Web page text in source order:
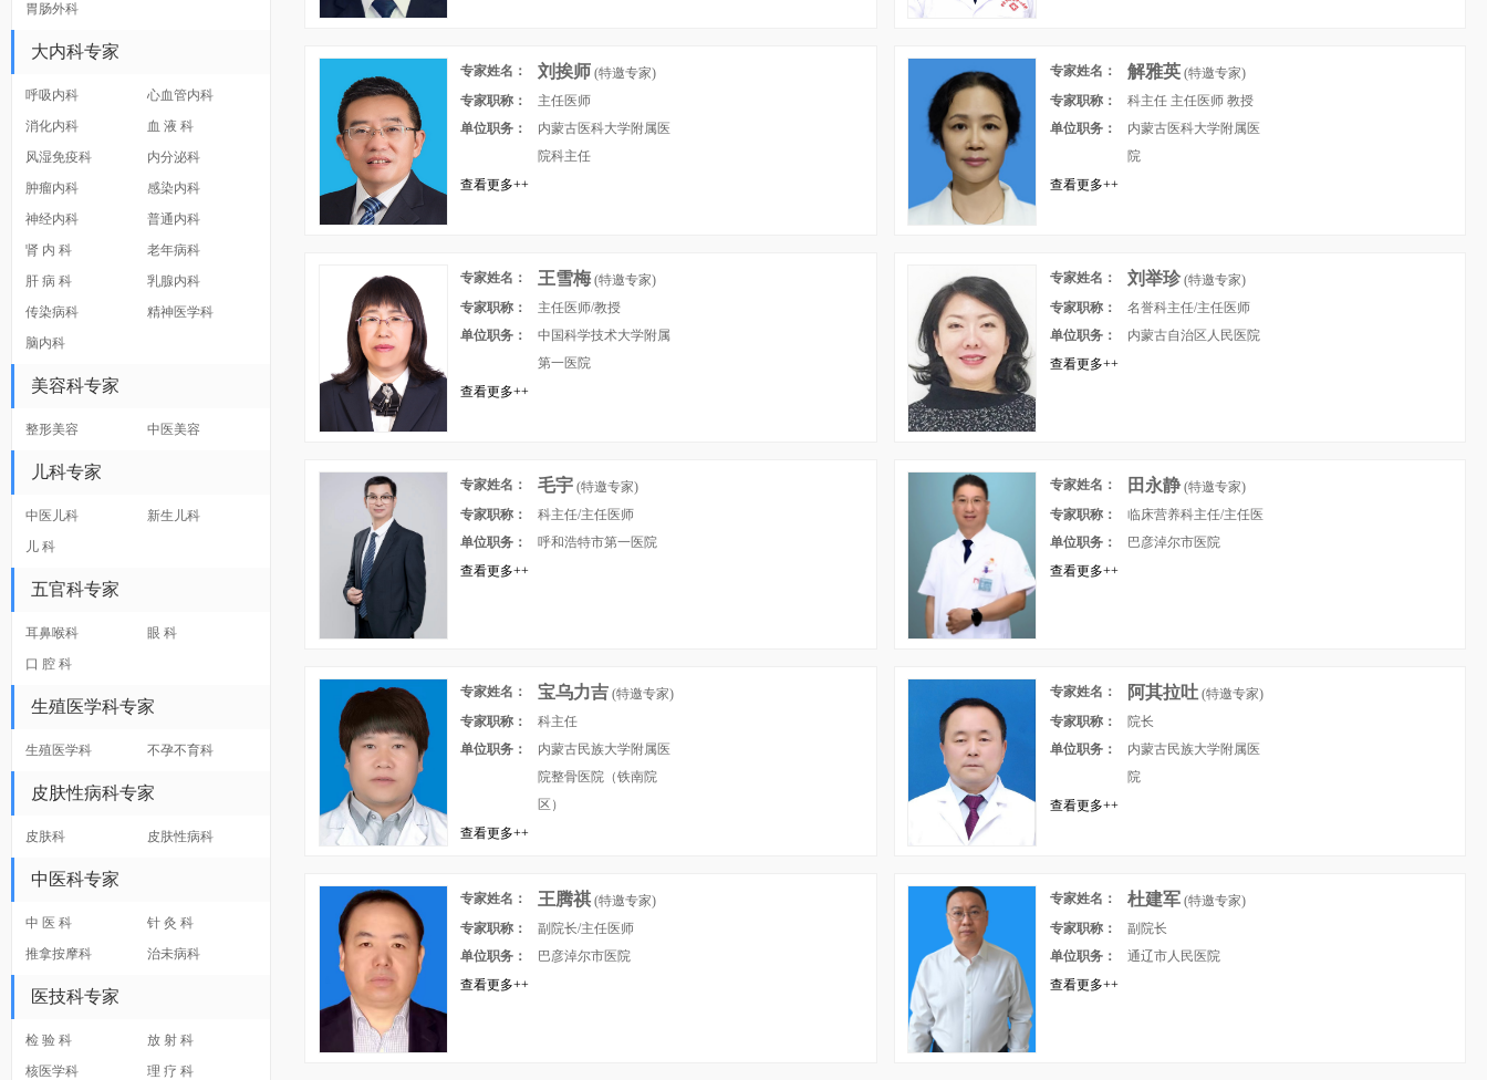
胃肠外科
大内科专家
呼吸内科
心血管内科
消化内科
血 液 科
风湿免疫科
内分泌科
肿瘤内科
感染内科
神经内科
普通内科
肾 内 科
老年病科
肝 病 科
乳腺内科
传染病科
精神医学科
脑内科
美容科专家
整形美容 中医美容
儿科专家
中医儿科
新生儿科
儿 科
五官科专家
耳鼻喉科
眼 科
口 腔 科
生殖医学科专家
生殖医学科 不孕不育科
皮肤性病科专家
皮肤科 皮肤性病科
中医科专家
中 医 科
针 灸 科
推拿按摩科
治未病科
医技科专家
检 验 科
放 射 科
核医学科
理 疗 科
专家姓名： 刘挨师 (特邀专家)
专家职称：
主任医师
单位职务：
内蒙古医科大学附属医
院科主任
查看更多++
专家姓名： 解雅英(特邀专家)
专家职称：
科主任 主任医师 教授
单位职务：
内蒙古医科大学附属医
院
查看更多++
专家姓名： 王雪梅 (特邀专家)
专家职称：
主任医师/教授
单位职务：
中国科学技术大学附属
第一医院
查看更多++
专家姓名： 刘举珍(特邀专家)
专家职称：
名誉科主任/主任医师
单位职务：
内蒙古自治区人民医院
查看更多++
专家姓名： 毛宇 (特邀专家)
专家职称：
科主任/主任医师
单位职务：
呼和浩特市第一医院
查看更多++
专家姓名： 田永静(特邀专家)
专家职称：
临床营养科主任/主任医
师
单位职务：
巴彦淖尔市医院
查看更多++
专家姓名： 宝乌力吉 (特邀专家)
专家职称：
科主任
单位职务：
内蒙古民族大学附属医
院整骨医院（铁南院
区）
查看更多++
专家姓名： 阿其拉吐(特邀专家)
专家职称：
院长
单位职务：
内蒙古民族大学附属医
院
查看更多++
专家姓名： 王腾祺 (特邀专家)
专家职称：
副院长/主任医师
单位职务：
巴彦淖尔市医院
查看更多++
专家姓名： 杜建军(特邀专家)
专家职称：
副院长
单位职务：
通辽市人民医院
查看更多++